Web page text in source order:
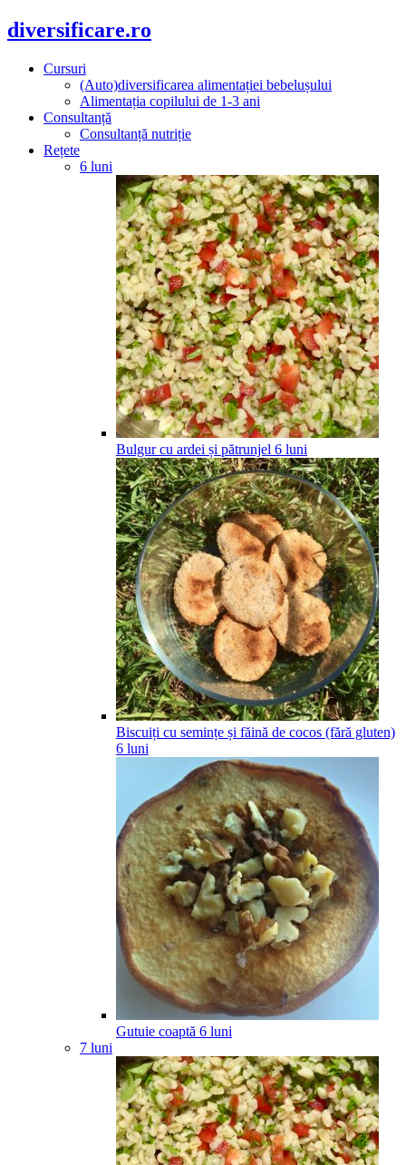
diversificare.ro
Cursuri
(Auto)diversificarea alimentației bebelușului
Alimentația copilului de 1-3 ani
Consultanță
Consultanță nutriție
Rețete
6 luni
Bulgur cu ardei și pătrunjel 6 luni
Biscuiți cu semințe și făină de cocos (fără gluten)
6 luni
Gutuie coaptă 6 luni
7 luni